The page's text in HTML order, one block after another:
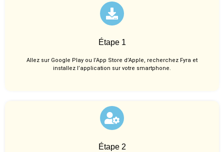
Étape 1
Allez sur Google Play ou l’App Store d’Apple, recherchez Fyra et
installez l’application sur votre smartphone.
Étape 2